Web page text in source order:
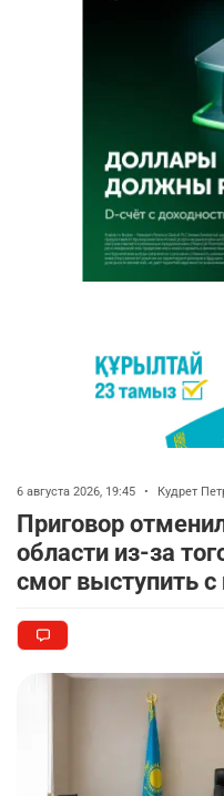
6 августа 2026, 19:45 • Кудрет
Приговор
области из-за
смог выступить